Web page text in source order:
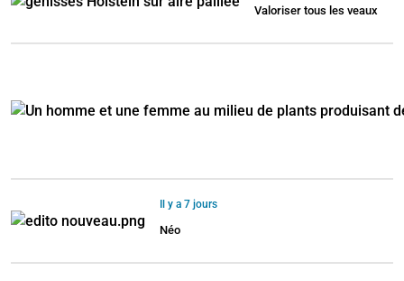
Valoriser tous les veaux
Il y a 7 jours
Néo